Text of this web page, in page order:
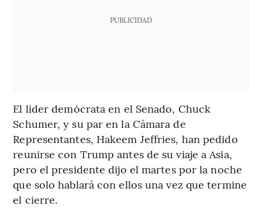
PUBLICIDAD
El líder demócrata en el Senado, Chuck
Schumer, y su par en la Cámara de
Representantes, Hakeem Jeffries, han pedido
reunirse con Trump antes de su viaje a Asia,
pero el presidente dijo el martes por la noche
que solo hablará con ellos una vez que termine
el cierre.